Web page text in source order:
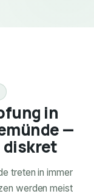
in
—
diskret
treten in immer
werden meist